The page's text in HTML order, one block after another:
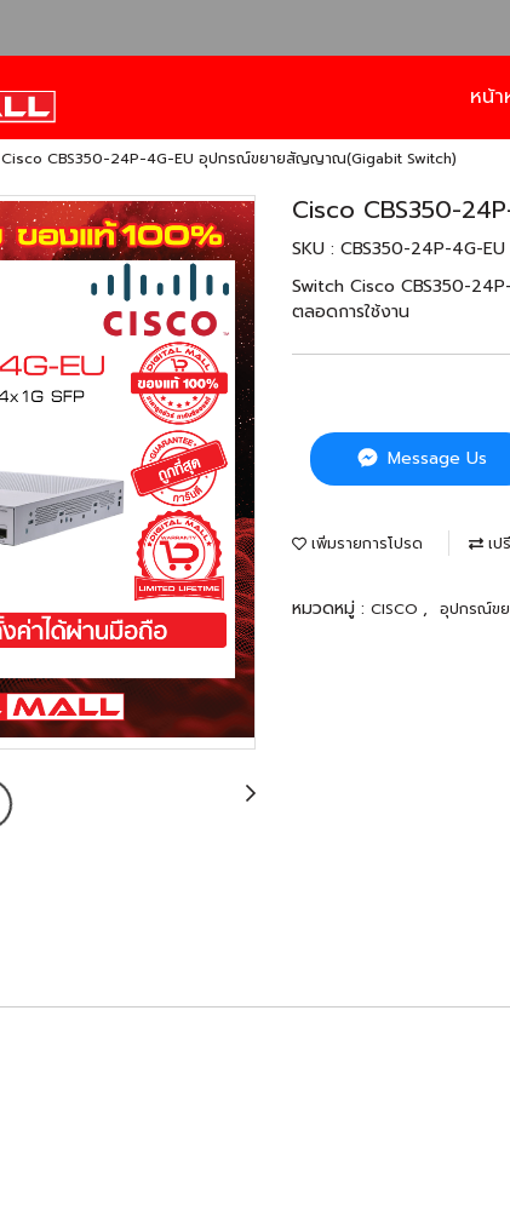
หน้
Cisco CBS350-24P-4G-EU อุปกรณ์ขยายสัญญาณ(Gigabit Switch)
Cisco CBS350-
SKU : CBS350-24P-4G-EU
Switch Cisco CBS350-
ตลอดการใช้งาน
Message Us
เพิ่มรายการโปรด เป
หมวดหมู่ : CISCO , อุปกรณ์ข